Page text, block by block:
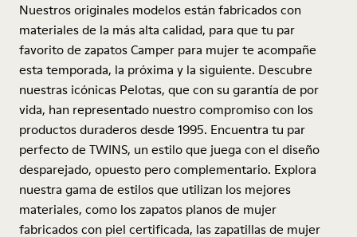
Nuestros originales modelos están fabricados con
materiales de la más alta calidad, para que tu par
favorito de zapatos Camper para mujer te acompañe
esta temporada, la próxima y la siguiente. Descubre
nuestras icónicas Pelotas, que con su garantía de por
vida, han representado nuestro compromiso con los
productos duraderos desde 1995. Encuentra tu par
perfecto de TWINS, un estilo que juega con el diseño
desparejado, opuesto pero complementario. Explora
nuestra gama de estilos que utilizan los mejores
materiales, como los zapatos planos de mujer
fabricados con piel certificada, las zapatillas de mujer